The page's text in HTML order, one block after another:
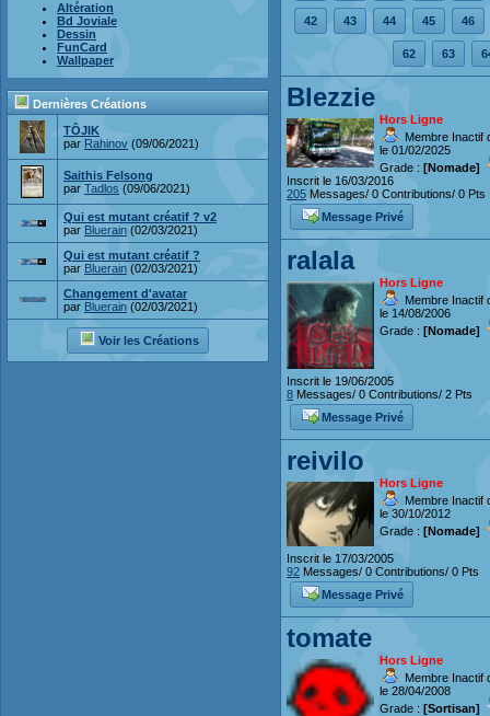
Altération
Bd Joviale
Dessin
FunCard
Wallpaper
Dernières Créations
TÔJIK
par Rahinov (09/06/2021)
Saithis Felsong
par Tadlos (09/06/2021)
Qui est mutant créatif ? v2
par Bluerain (02/03/2021)
Qui est mutant créatif ?
par Bluerain (02/03/2021)
Changement d'avatar
par Bluerain (02/03/2021)
Voir les Créations
42 43 44 45 46
62 63
Blezzie
Hors Ligne
Membre Inactif
le 01/02/2025
Grade : [Nomade]
Inscrit le 16/03/2016
205 Messages/ 0 Contributions/ 0 Pts
Message Privé
ralala
Hors Ligne
Membre Inactif
le 14/08/2006
Grade : [Nomade]
Inscrit le 19/06/2005
8 Messages/ 0 Contributions/ 2 Pts
Message Privé
reivilo
Hors Ligne
Membre Inactif
le 30/10/2012
Grade : [Nomade]
Inscrit le 17/03/2005
92 Messages/ 0 Contributions/ 0 Pts
Message Privé
tomate
Hors Ligne
Membre Inactif
le 28/04/2008
Grade : [Sortisan]